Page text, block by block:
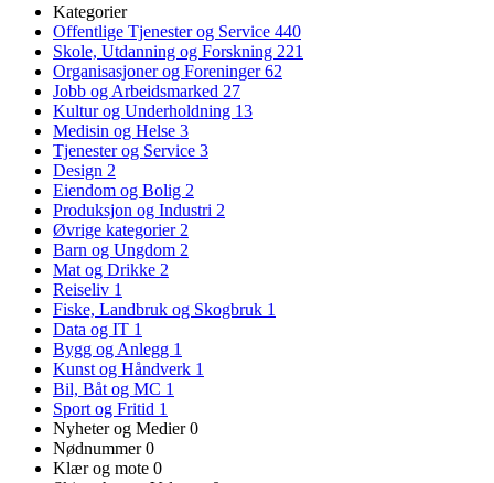
Kategorier
Offentlige Tjenester og Service 440
Skole, Utdanning og Forskning 221
Organisasjoner og Foreninger62
Jobb og Arbeidsmarked 27
Kultur og Underholdning 13
Medisin og Helse 3
Tjenester og Service 3
Design 2
Eiendom og Bolig 2
Produksjon og Industri 2
Øvrige kategorier 2
Barn og Ungdom 2
Mat og Drikke 2
Reiseliv 1
Fiske, Landbruk og Skogbruk 1
Data og IT 1
Bygg og Anlegg 1
Kunst og Håndverk 1
Bil, Båt og MC 1
Sport og Fritid 1
Nyheter og Medier0
Nødnummer0
Klær og mote 0